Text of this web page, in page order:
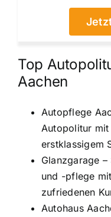
Top
Aachen
Autopflege
Autopolitur
erstklassigem
Glanzgarage
und -pflege
zufriedenen
Autohaus